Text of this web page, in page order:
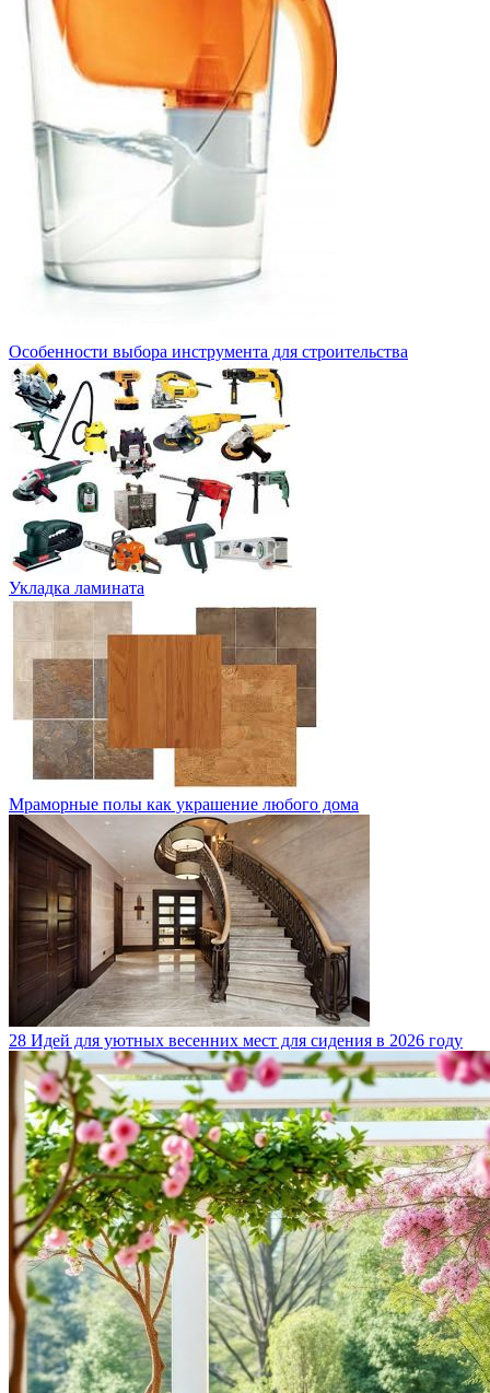
Особенности выбора инструмента для строительства
Укладка ламината
Мраморные полы как украшение любого дома
28 Идей для уютных весенних мест для сидения в 2026 году